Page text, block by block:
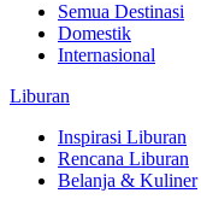
Semua Destinasi
Domestik
Internasional
Liburan
Inspirasi Liburan
Rencana Liburan
Belanja & Kuliner